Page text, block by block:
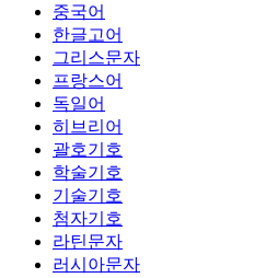
중국어
한글고어
그리스문자
프랑스어
독일어
히브리어
괄호기호
학술기호
기술기호
첨자기호
라틴문자
러시아문자